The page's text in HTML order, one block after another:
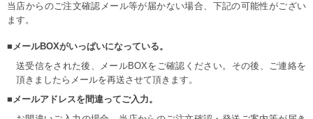
当店からのご注文確認メール等が届かない場合、下記の可能性がござい
ます。
■メールBOXがいっぱいになっている。
送受信をされた後、メールBOXをご確認ください。その後、ご連絡を
頂きましたらメールを再送させて頂きます。
■メールアドレスを間違ってご入力。